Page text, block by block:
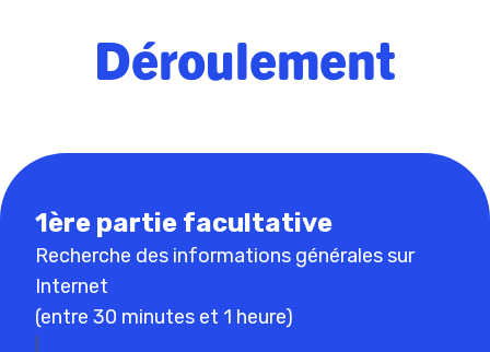
Déroulement
1ère partie facultative
Recherche des informations générales sur
Internet
(entre 30 minutes et 1 heure)